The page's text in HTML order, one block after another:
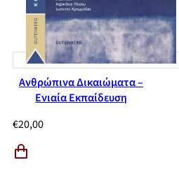
Ανθρώπινα Δικαιώματα –
Ενιαία Εκπαίδευση
€20,00